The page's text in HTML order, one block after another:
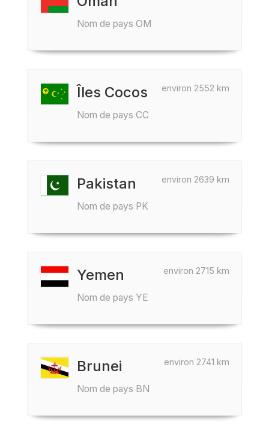
Nom de pays OM
environ 2552 km
Îles Cocos
Nom de pays CC
environ 2639 km
Pakistan
Nom de pays PK
environ 2715 km
Yemen
Nom de pays YE
environ 2741 km
Brunei
Nom de pays BN